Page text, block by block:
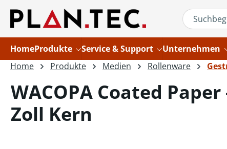
Hauptinhalt springen
Zur Suche springen
HomeProdukte Service & Support Unternehmen
Home
Produkte Medien Rollenware
WACOPA Coated
Zoll Kern